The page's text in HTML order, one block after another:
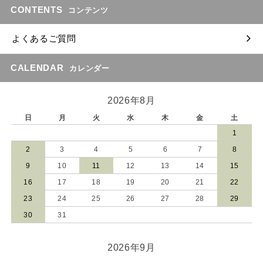
CONTENTS コンテンツ
よくあるご質問
CALENDAR カレンダー
2026年8月
日 月 火 水 木 金
土
1
2 3 4 5 6 7 8
9 10 11 12 13 14 15
16 17 18 19 20 21 22
23 24 25 26 27 28 29
30 31
2026年9月